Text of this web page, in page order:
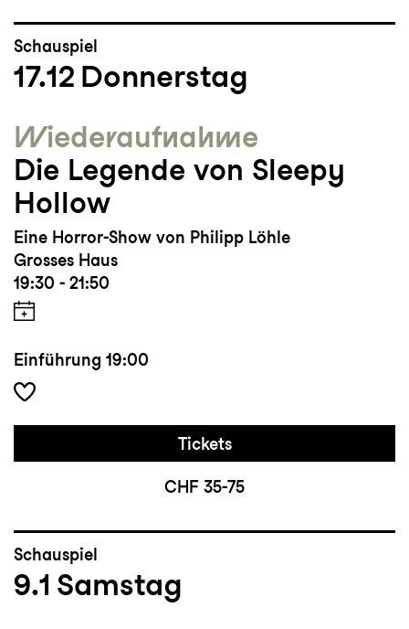
Schauspiel
17.12 Donnerstag
Wieder­aufnahme
Die Legende von Sleepy
Hollow
Eine Horror-Show von Philipp Löhle
Grosses Haus
19:30 - 21:50
Einführung 19:00
Tickets
CHF 35-75
Schauspiel
9.1 Samstag